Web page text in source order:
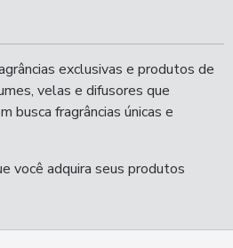
exclusivas e produtos de
velas e difusores que
busca fragrâncias únicas e
você adquira seus produtos